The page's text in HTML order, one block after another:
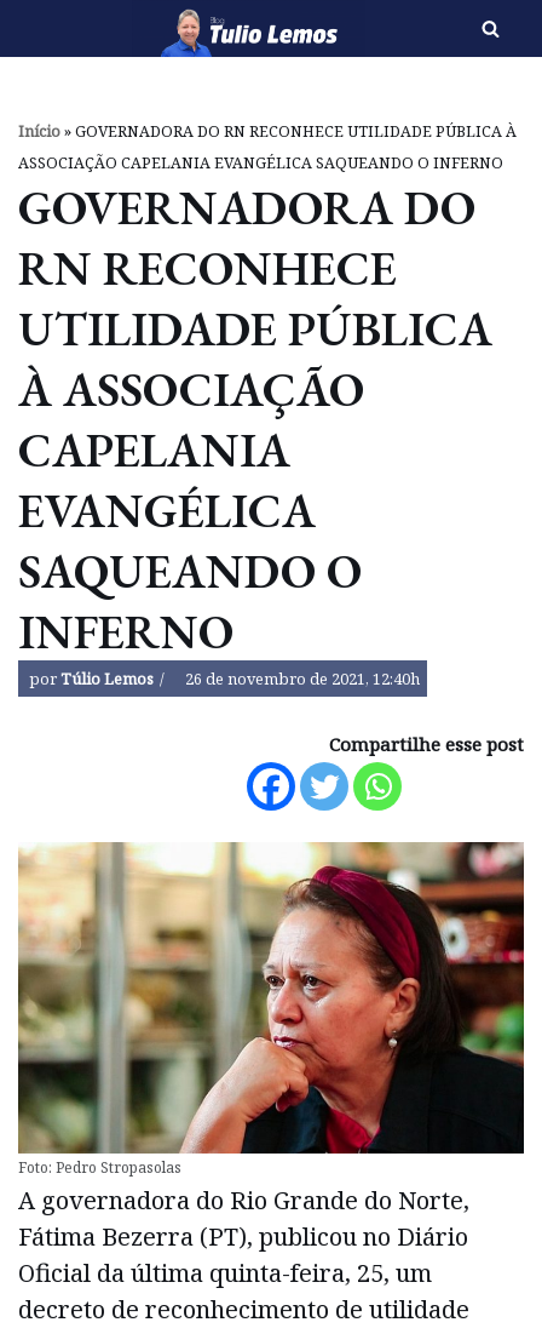
o
conteúdo
Início»GOVERNADORA DO RN RECONHECE UTILIDADE PÚBLICA À
ASSOCIAÇÃO CAPELANIA EVANGÉLICA SAQUEANDO O INFERNO
GOVERNADORA DO
RN RECONHECE
UTILIDADE PÚBLICA
À ASSOCIAÇÃO
CAPELANIA
EVANGÉLICA
SAQUEANDO O
INFERNO
porTúlio Lemos 26 de novembro de 2021, 12:40h
Compartilhe esse post
Foto: Pedro Stropasolas
A governadora do Rio Grande do Norte,
Fátima Bezerra (PT), publicou no Diário
Oficial da última quinta-feira, 25, um
decreto de reconhecimento de utilidade